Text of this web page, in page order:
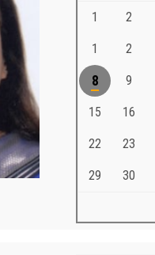
Md.
Md. Shafiullah
1 2
1 2
8 9
15 16
22 23
29 30